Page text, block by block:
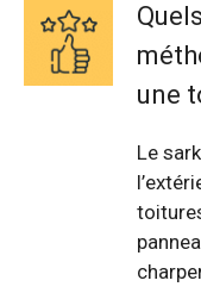
une
Le